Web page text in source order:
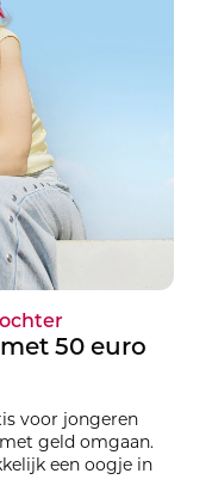
50 euro
voor jongeren
geld omgaan.
een oogje in